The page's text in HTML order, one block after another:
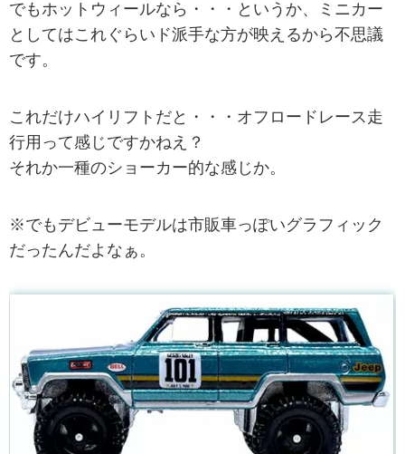
でもホットウィールなら・・・というか、ミニカー
としてはこれぐらいド派手な方が映えるから不思議
です。
これだけハイリフトだと・・・オフロードレース走
行用って感じですかねえ？
それか一種のショーカー的な感じか。
※でもデビューモデルは市販車っぽいグラフィック
だったんだよなぁ。